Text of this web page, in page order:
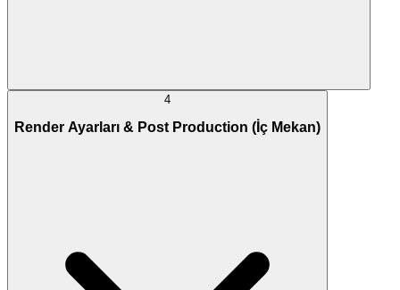
4
Render Ayarları & Post Production (İç Mekan)